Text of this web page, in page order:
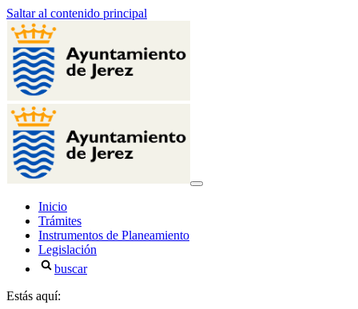
Saltar al contenido principal
Inicio
Trámites
Instrumentos de Planeamiento
Legislación
buscar
Estás aquí: